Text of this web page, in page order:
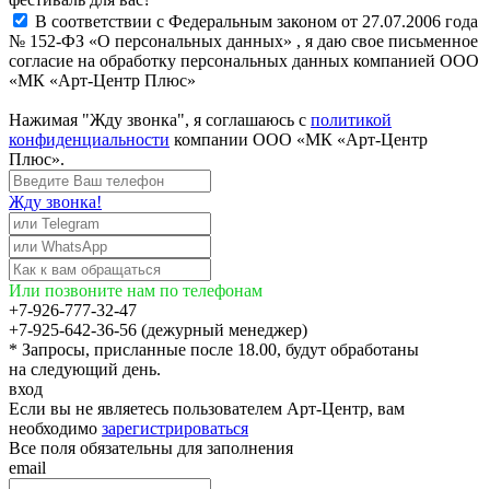
В соответствии с Федеральным законом от 27.07.2006 года
№ 152-ФЗ «О персональных данных» , я даю свое письменное
согласие на обработку персональных данных компанией ООО
«МК «Арт-Центр Плюс»
Нажимая "Жду звонка", я соглашаюсь с политикой
конфиденциальности компании ООО «МК «Арт-Центр
Плюс».
Жду звонка!
Или позвоните нам по телефонам
+7-926-777-32-47
+7-925-642-36-56 (дежурный менеджер)
* Запросы, присланные после 18.00, будут обработаны
на следующий день.
вход
Если вы не являетесь пользователем Арт-Центр, вам
необходимо зарегистрироваться
Все поля обязательны для заполнения
email